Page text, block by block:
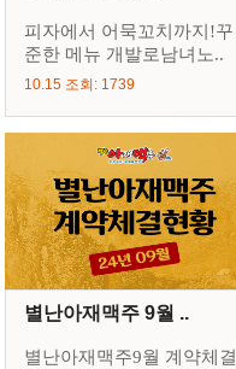
피자에서 어묵꼬치까지!꾸
준한 메뉴 개발로남녀노..
10.15 조회: 1739
별난아재맥주 9월 ..
별난아재맥주9월 계약체결